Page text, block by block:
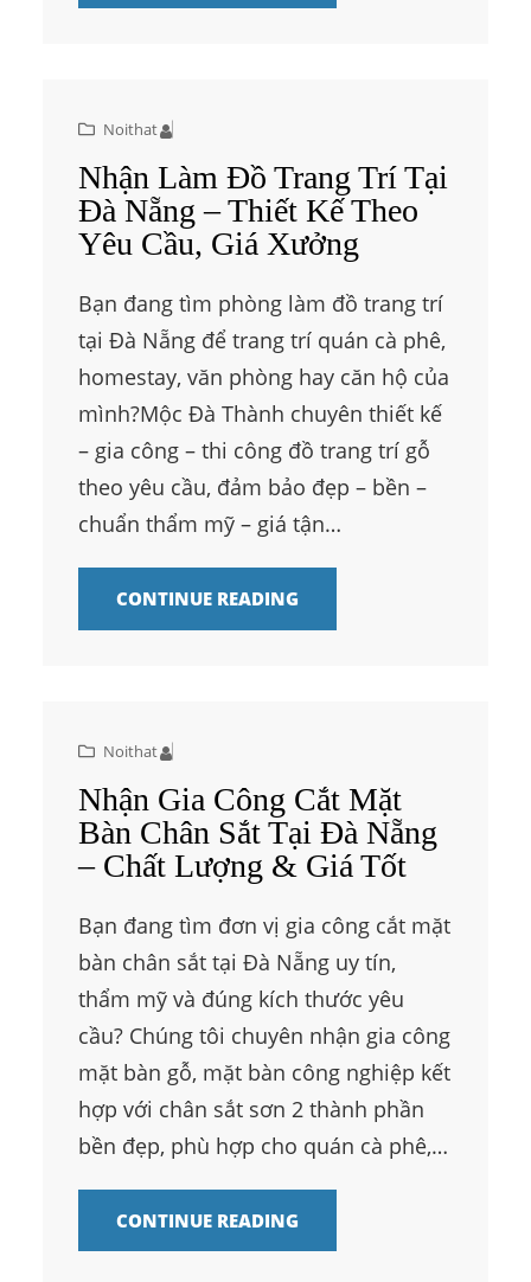
Noithat
Nhận Làm Đồ Trang Trí Tại
Đà Nẵng – Thiết Kế Theo
Yêu Cầu, Giá Xưởng
Bạn đang tìm phòng làm đồ trang trí
tại Đà Nẵng để trang trí quán cà phê,
homestay, văn phòng hay căn hộ của
mình?Mộc Đà Thành chuyên thiết kế
– gia công – thi công đồ trang trí gỗ
theo yêu cầu, đảm bảo đẹp – bền –
chuẩn thẩm mỹ – giá tận…
CONTINUE READING
Noithat
Nhận Gia Công Cắt Mặt
Bàn Chân Sắt Tại Đà Nẵng
– Chất Lượng & Giá Tốt
Bạn đang tìm đơn vị gia công cắt mặt
bàn chân sắt tại Đà Nẵng uy tín,
thẩm mỹ và đúng kích thước yêu
cầu? Chúng tôi chuyên nhận gia công
mặt bàn gỗ, mặt bàn công nghiệp kết
hợp với chân sắt sơn 2 thành phần
bền đẹp, phù hợp cho quán cà phê,…
CONTINUE READING